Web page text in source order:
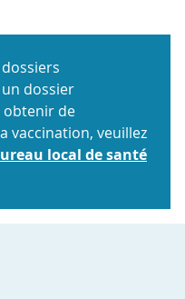
dossier
de
vaccination, veuillez
local de santé